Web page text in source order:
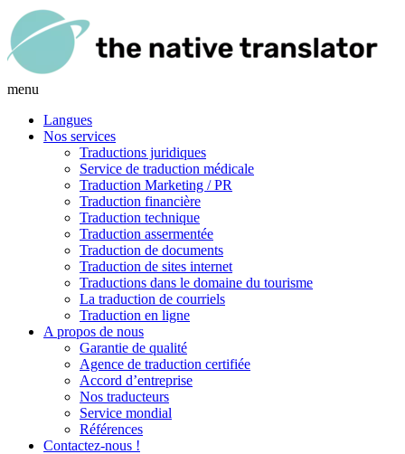
menu
Langues
Nos services
Traductions juridiques
Service de traduction médicale
Traduction Marketing / PR
Traduction financière
Traduction technique
Traduction assermentée
Traduction de documents
Traduction de sites internet
Traductions dans le domaine du tourisme
La traduction de courriels
Traduction en ligne
A propos de nous
Garantie de qualité
Agence de traduction certifiée
Accord d’entreprise
Nos traducteurs
Service mondial
Références
Contactez-nous !